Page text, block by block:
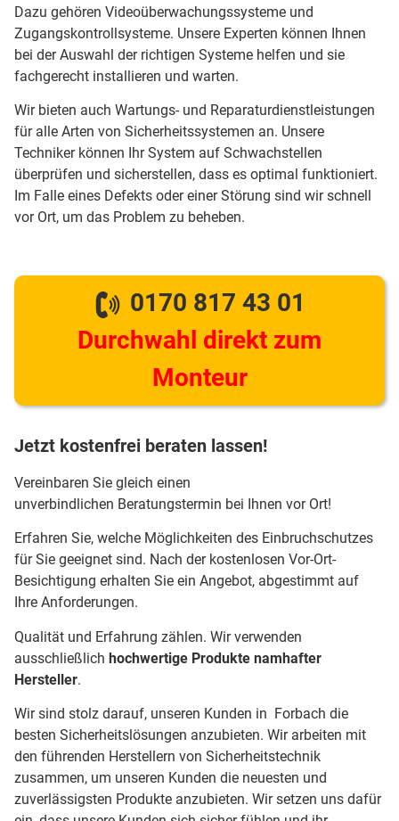
Dazu gehören Videoüberwachungssysteme und
Zugangskontrollsysteme. Unsere Experten können Ihnen
bei der Auswahl der richtigen Systeme helfen und sie
fachgerecht installieren und warten.
Wir bieten auch Wartungs- und Reparaturdienstleistungen
für alle Arten von Sicherheitssystemen an. Unsere
Techniker können Ihr System auf Schwachstellen
überprüfen und sicherstellen, dass es optimal funktioniert.
Im Falle eines Defekts oder einer Störung sind wir schnell
vor Ort, um das Problem zu beheben.
0170 817 43 01
Durchwahl direkt zum
Monteur
Jetzt kostenfrei beraten lassen!
Vereinbaren Sie gleich einen
unverbindlichen Beratungstermin bei Ihnen vor Ort!
Erfahren Sie, welche Möglichkeiten des Einbruchschutzes
für Sie geeignet sind. Nach der kostenlosen Vor-Ort-
Besichtigung erhalten Sie ein Angebot, abgestimmt auf
Ihre Anforderungen.
Qualität und Erfahrung zählen. Wir verwenden
ausschließlich hochwertige Produkte namhafter
Hersteller.
Wir sind stolz darauf, unseren Kunden in Forbach die
besten Sicherheitslösungen anzubieten. Wir arbeiten mit
den führenden Herstellern von Sicherheitstechnik
zusammen, um unseren Kunden die neuesten und
zuverlässigsten Produkte anzubieten. Wir setzen uns dafür